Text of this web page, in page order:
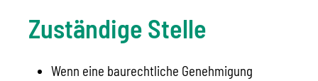
Zuständige Stelle
Wenn eine baurechtliche Genehmigung